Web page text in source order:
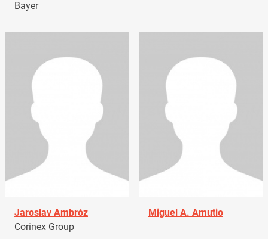
Bayer
Jaroslav Ambróz
Corinex Group
Miguel A. Amutio